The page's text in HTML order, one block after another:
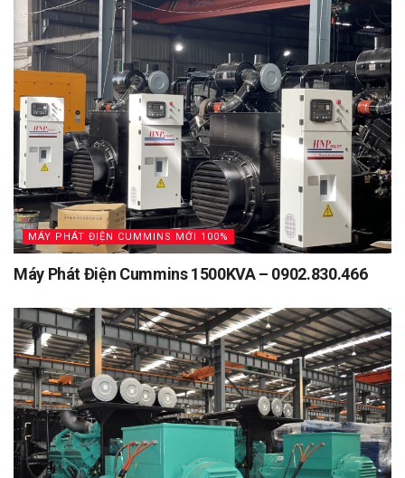
MÁY PHÁT ĐIỆN CUMMINS MỚI 100%
Máy Phát Điện Cummins 1500KVA – 0902.830.466